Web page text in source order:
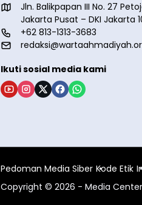
Jln. Balikpapan III No. 27
Jakarta Pusat – DKI Jakarta
+62 813-1313-3683
Ikuti sosial media kami
Pedoman Media Siber Kode Etik
Copyright © 2026 - Media